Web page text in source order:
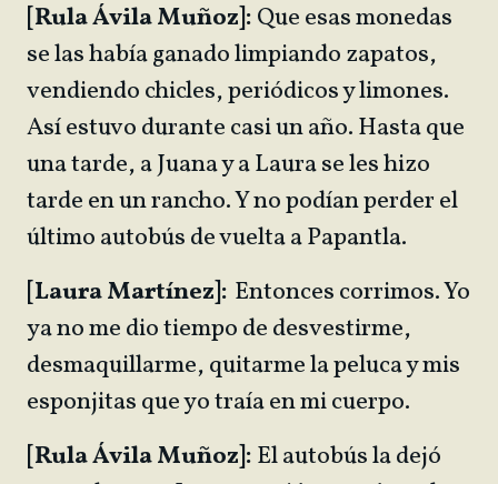
[Rula Ávila Muñoz]:Que esas monedas
se las había ganado limpiando zapatos,
vendiendo chicles, periódicos y limones.
Así estuvo durante casi un año. Hasta que
una tarde, a Juana y a Laura se les hizo
tarde en un rancho. Y no podían perder el
último autobús de vuelta a Papantla.
[Laura Martínez]: Entonces corrimos. Yo
ya no me dio tiempo de desvestirme,
desmaquillarme, quitarme la peluca y mis
esponjitas que yo traía en mi cuerpo.
[Rula Ávila Muñoz]:El autobús la dejó